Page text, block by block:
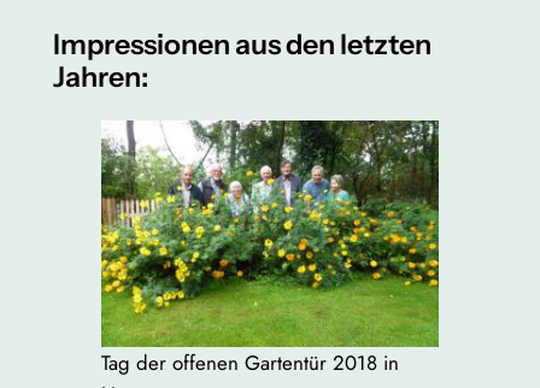
Impressionen aus den letzten
Jahren:
Tag der offenen Gartentür 2018 in